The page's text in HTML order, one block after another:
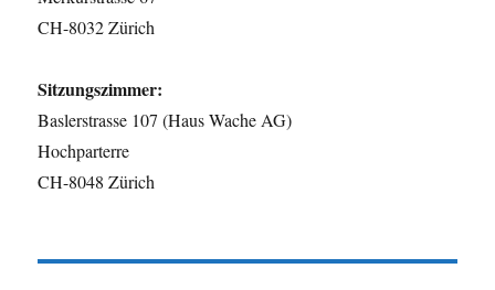
CH-8032 Zürich
Sitzungszimmer:
Baslerstrasse 107 (Haus Wache AG)
Hochparterre
CH-8048 Zürich